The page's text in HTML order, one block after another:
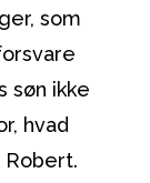
som
søn ikke
hvad
Robert.